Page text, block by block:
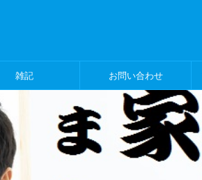
雑記 お問い合わせ